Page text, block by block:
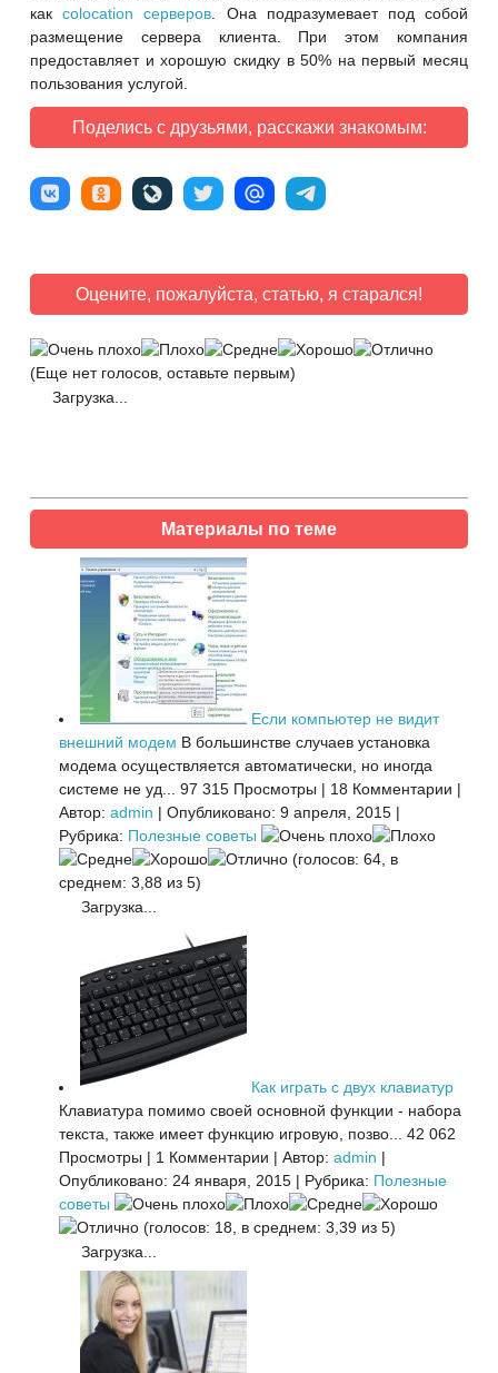
какcolocation серверов . Она подразумевает под собой
размещение сервера клиента. При этом компания
предоставляет и хорошую скидку в 50% на первый месяц
пользования услугой.
Поделись с друзьями, расскажи знакомым:
Оцените, пожалуйста, статью, я старался!
(Еще нет голосов, оставьте первым)
Загрузка...
Материалы по теме
Если компьютер не видит
внешний модем В большинстве случаев установка
модема осуществляется автоматически, но иногда
системе не уд...
97 315 Просмотры | 18 Комментарии |
Автор: admin | Опубликовано: 9 апреля, 2015 |
Рубрика: Полезные советы
(голосов: 64, в
среднем: 3,88 из 5)
Загрузка...
Как играть с двух клавиатур
Клавиатура помимо своей основной функции - набора
текста, также имеет функцию игровую, позво...
42 062
Просмотры | 1 Комментарии | Автор: admin |
Опубликовано: 24 января, 2015 | Рубрика: Полезные
советы
(голосов: 18, в среднем: 3,39 из 5)
Загрузка...